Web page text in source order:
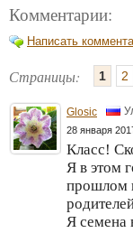
Комментарии:
Написать
Страницы: 1 2
Glosic
28 января
Класс!
Я в этом
прошлом
Я семена